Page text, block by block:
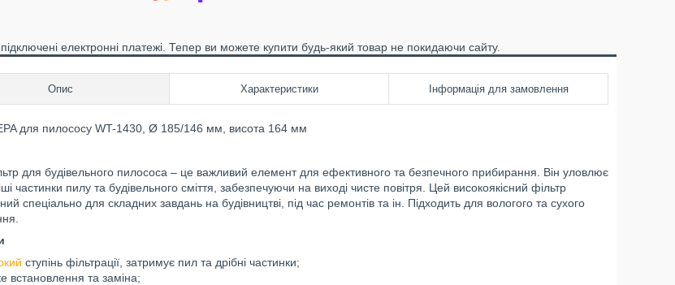
електронні платежі. Тепер ви можете купити будь-який товар не покидаючи сайту.
Опис Характеристики Інформація для замовлення
для пилососу WT-1430, Ø 185/146 мм, висота 164 мм
для будівельного пилососа – це важливий елемент для ефективного та безпечного прибирання. Він уловлює
частинки пилу та будівельного сміття, забезпечуючи на виході чисте повітря. Цей високоякісний фільтр
спеціально для складних завдань на будівництві, під час ремонтів та ін. Підходить для вологого та сухого
ступінь фільтрації, затримує пил та дрібні частинки;
встановлення та заміна;